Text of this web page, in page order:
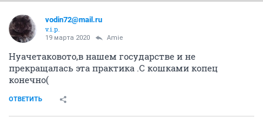
vodin72@mail.ru
v.i.p.
19 марта 2020 Amie
Нуачетаковото,в нашем государстве и не
прекращалась эта практика .С кошками копец
конечно(
ОТВЕТИТЬ